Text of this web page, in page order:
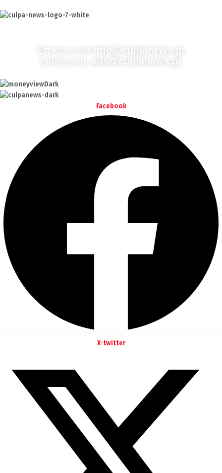
info@culpanews.gr
Διαφήμιση:
ads@culpanews.gr
Facebook
X-twitter